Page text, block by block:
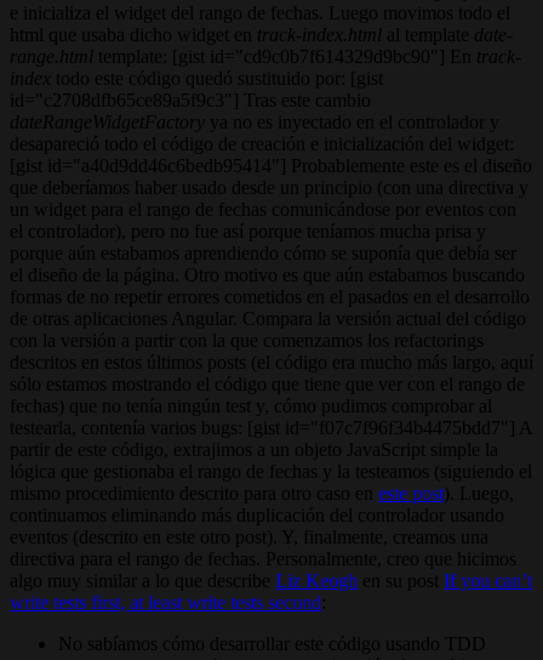
e inicializa el widget del rango de fechas. Luego movimos todo el
html que usaba dicho widget en track-index.html al template date-
range.html template: [gist id="cd9c0b7f614329d9bc90"] En track-
index todo este código quedó sustituido por: [gist
id="c2708dfb65ce89a5f9c3"] Tras este cambio
dateRangeWidgetFactory ya no es inyectado en el controlador y
desapareció todo el código de creación e inicialización del widget:
[gist id="a40d9dd46c6bedb95414"] Probablemente este es el diseño
que deberíamos haber usado desde un principio (con una directiva y
un widget para el rango de fechas comunicándose por eventos con
el controlador), pero no fue así porque teníamos mucha prisa y
porque aún estabamos aprendiendo cómo se suponía que debía ser
el diseño de la página. Otro motivo es que aún estabamos buscando
formas de no repetir errores cometidos en el pasados en el desarrollo
de otras aplicaciones Angular. Compara la versión actual del código
con la versión a partir con la que comenzamos los refactorings
descritos en estos últimos posts (el código era mucho más largo, aquí
sólo estamos mostrando el código que tiene que ver con el rango de
fechas) que no tenía ningún test y, cómo pudimos comprobar al
testearla, contenía varios bugs: [gist id="f07c7f96f34b4475bdd7"] A
partir de este código, extrajimos a un objeto JavaScript simple la
lógica que gestionaba el rango de fechas y la testeamos (siguiendo el
mismo procedimiento descrito para otro caso en este post). Luego,
continuamos eliminando más duplicación del controlador usando
eventos (descrito en este otro post). Y, finalmente, creamos una
directiva para el rango de fechas. Personalmente, creo que hicimos
algo muy similar a lo que describe Liz Keogh en su post If you can’t
write tests first, at least write tests second
No sabíamos cómo desarrollar este código usando TDD